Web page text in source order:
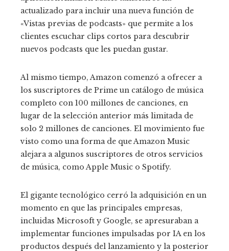
actualizado para incluir una nueva función de
«Vistas previas de podcasts» que permite a los
clientes escuchar clips cortos para descubrir
nuevos podcasts que les puedan gustar.
Al mismo tiempo, Amazon comenzó a ofrecer a
los suscriptores de Prime un catálogo de música
completo con 100 millones de canciones, en
lugar de la selección anterior más limitada de
solo 2 millones de canciones. El movimiento fue
visto como una forma de que Amazon Music
alejara a algunos suscriptores de otros servicios
de música, como Apple Music o Spotify.
El gigante tecnológico cerró la adquisición en un
momento en que las principales empresas,
incluidas Microsoft y Google, se apresuraban a
implementar funciones impulsadas por IA en los
productos después del lanzamiento y la posterior